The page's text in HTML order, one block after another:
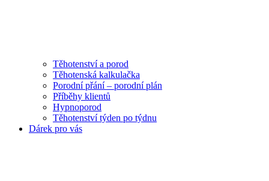
Těhotenství a porod
Těhotenská kalkulačka
Porodní přání – porodní plán
Příběhy klientů
Hypnoporod
Těhotenství týden po týdnu
Dárek pro vás